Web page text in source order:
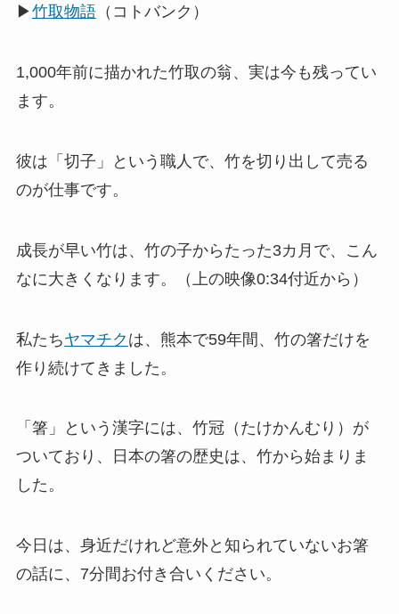
▶竹取物語（コトバンク）
1,000年前に描かれた竹取の翁、実は今も残ってい
ます。
彼は「切子」という職人で、竹を切り出して売る
のが仕事です。
成長が早い竹は、竹の子からたった3カ月で、こん
なに大きくなります。（上の映像0:34付近から）
私たちヤマチク は、熊本で59年間、竹の箸だけを
作り続けてきました。
「箸」という漢字には、竹冠（たけかんむり）が
ついており、日本の箸の歴史は、竹から始まりま
した。
今日は、身近だけれど意外と知られていないお箸
の話に、7分間お付き合いください。